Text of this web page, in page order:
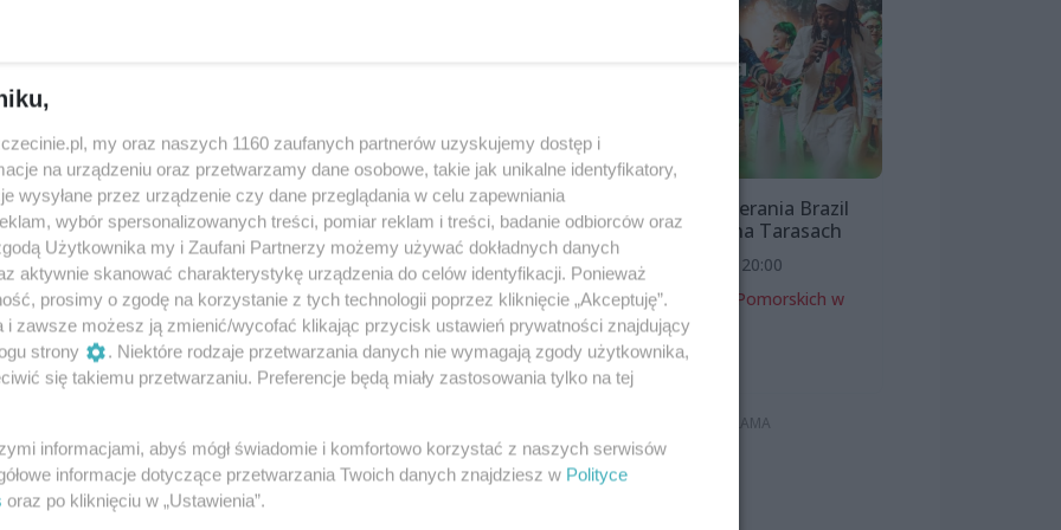
"bum" na dyscyplinę w
zajęcia doskonalące
Szczecin ma jeden z bardziej
aktywnych rynków najmu w
Bloco Pomerania Brazil
Show | Lato na Tarasach
7 sierpnia 2026, 20:00
Zamek Książąt Pomorskich w
Szczecinie
Koncerty
my oraz naszych 1160 zaufanych partnerów uzyskujemy dostęp i
na urządzeniu oraz przetwarzamy dane osobowe, takie jak unikalne identyfikatory,
wysyłane przez urządzenie czy dane przeglądania w celu zapewniania
wybór spersonalizowanych treści, pomiar reklam i treści, badanie odbiorców oraz
Użytkownika my i Zaufani Partnerzy możemy używać dokładnych danych
aktywnie skanować charakterystykę urządzenia do celów identyfikacji. Ponieważ
prosimy o zgodę na korzystanie z tych technologii poprzez kliknięcie „Akceptuję”.
i zawsze możesz ją zmienić/wycofać klikając przycisk ustawień prywatności znajdujący
strony
. Niektóre rodzaje przetwarzania danych nie wymagają zgody użytkownika,
się takiemu przetwarzaniu. Preferencje będą miały zastosowania tylko na tej
informacjami, abyś mógł świadomie i komfortowo korzystać z naszych serwisów
informacje dotyczące przetwarzania Twoich danych znajdziesz w Polityce
oraz po kliknięciu w „Ustawienia”.